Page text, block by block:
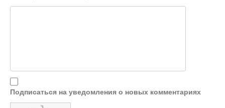
Подписаться на уведомления о новых комментариях